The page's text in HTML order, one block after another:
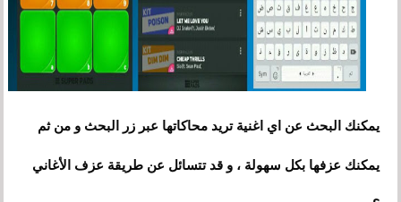
يمكنك البحث عن اي اغنية تريد محاكاتها عبر زر البحث و من ثم
يمكنك عزفها بكل سهولة ، و قد تتسائل عن طريقة عزف الأغاني